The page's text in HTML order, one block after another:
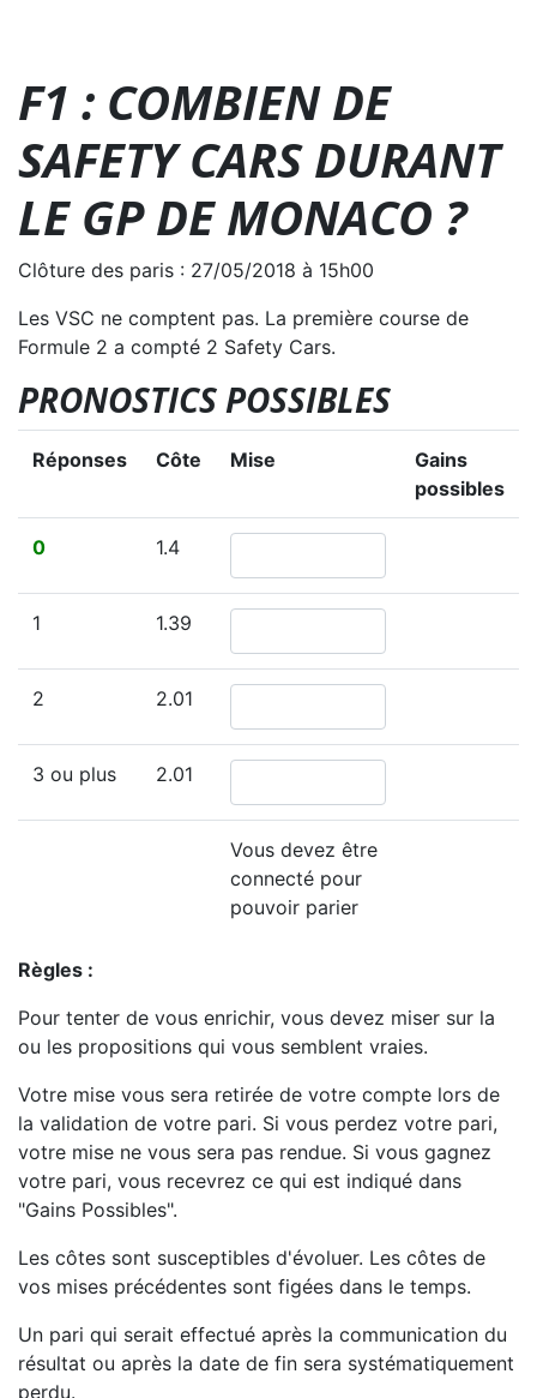
F1 : COMBIEN DE
SAFETY CARS DURANT
LE GP DE MONACO ?
Clôture des paris : 27/05/2018 à 15h00
Les VSC ne comptent pas. La première course de
Formule 2 a compté 2 Safety Cars.
PRONOSTICS POSSIBLES
Réponses Côte Mise
Gains
possibles
0 1.4
1 1.39
2 2.01
3 ou plus 2.01
Vous devez être
connecté pour
pouvoir parier
Règles :
Pour tenter de vous enrichir, vous devez miser sur la
ou les propositions qui vous semblent vraies.
Votre mise vous sera retirée de votre compte lors de
la validation de votre pari. Si vous perdez votre pari,
votre mise ne vous sera pas rendue. Si vous gagnez
votre pari, vous recevrez ce qui est indiqué dans
"Gains Possibles".
Les côtes sont susceptibles d'évoluer. Les côtes de
vos mises précédentes sont figées dans le temps.
Un pari qui serait effectué après la communication du
résultat ou après la date de fin sera systématiquement
perdu.